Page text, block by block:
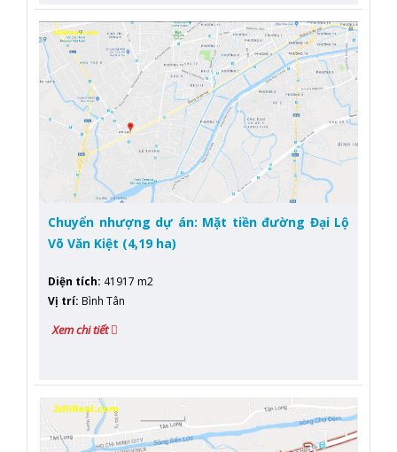
Chuyển nhượng dự án: Mặt tiền đường Đại Lộ
Võ Văn Kiệt (4,19 ha)
Diện tích: 41917 m2
Vị trí: Bình Tân
Xem chi tiết